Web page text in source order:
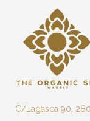
C/Lagasca 90,